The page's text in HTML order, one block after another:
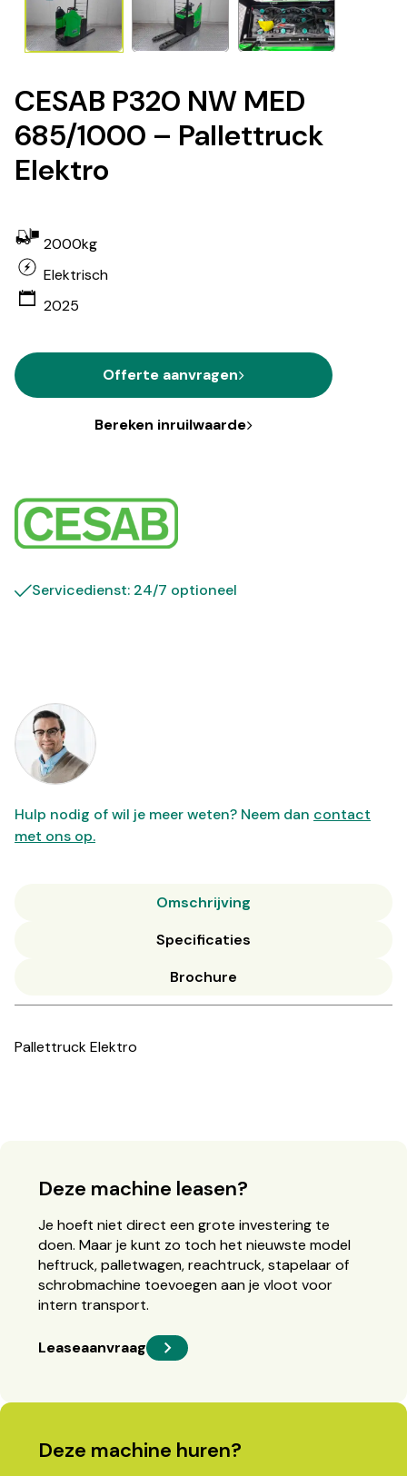
CESAB P320 NW MED
685/1000 – Pallettruck
Elektro
2000kg
Elektrisch
2025
Offerte aanvragen
Bereken inruilwaarde
Servicedienst: 24/7 optioneel
Hulp nodig of wil je meer weten? Neem dan contact
met ons op.
Omschrijving
Specificaties
Brochure
Pallettruck Elektro
Deze machine leasen?
Je hoeft niet direct een grote investering te
doen. Maar je kunt zo toch het nieuwste model
heftruck, palletwagen, reachtruck, stapelaar of
schrobmachine toevoegen aan je vloot voor
intern transport.
Leaseaanvraag
Deze machine huren?